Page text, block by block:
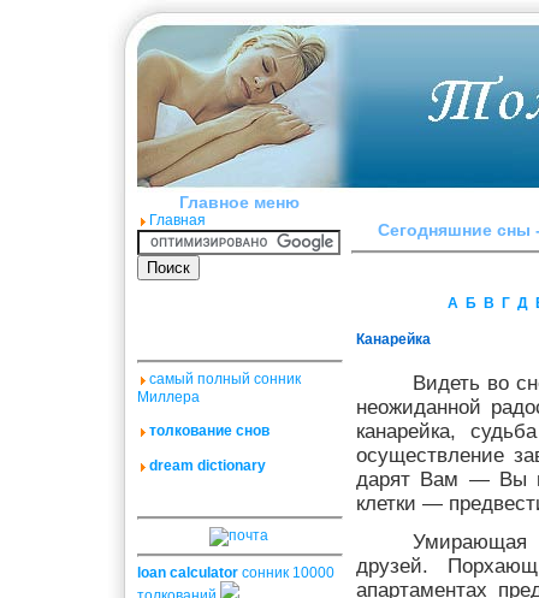
Главное меню
Главная
самый полный сонник
Миллера
толкование снов
dream dictionary
loan calculator сонник 10000
Сегодняшние сны
А Б В Г Д
Канарейка
Видеть во
неожиданной
канарейка,
осуществление
дарят Вам — Вы
клетки —
Умирающая
друзей.
апартаментах